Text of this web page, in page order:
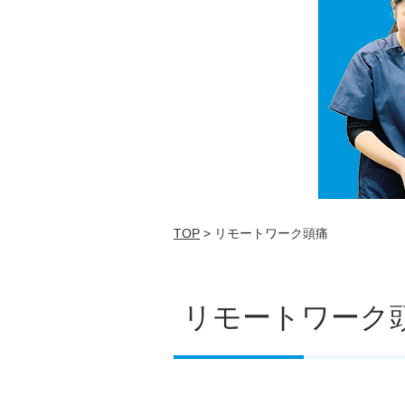
TOP > リモートワーク頭痛
リモートワーク